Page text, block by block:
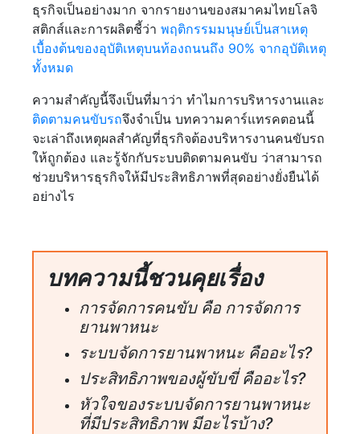
ธุรกิจเป็นอย่างมาก จากรายงานของสมาคมไทยโลจิ
สติกส์และการผลิตชี้ว่า พฤติกรรมมนุษย์เป็นสาเหตุ
เบื้องต้นของอุบัติเหตุบนท้องถนนถึง 90% จากอุบัติเหตุ
ทั้งหมด
ความสำคัญนี้จึงเป็นที่มาว่า ทำไมการบริหารงานและ
ติดตามคนขับรถจึงจำเป็น บทความคาร์แทรคตอนนี้
จะเล่าถึงเหตุผลสำคัญที่ธุรกิจต้องบริหารงานคนขับรถ
ให้ถูกต้อง และรู้จักกับระบบติดตามคนขับ ว่าสามารถ
ช่วยบริหารธุรกิจให้มีประสิทธิภาพที่สุดอย่างยั่งยืนได้
อย่างไร
บทความนี้ชวนคุยเรื่อง
การจัดการคนขับ คือ การจัดการ
ยานพาหนะ
ระบบจัดการยานพาหนะ คืออะไร?
ประสิทธิภาพของผู้ขับขี่ คืออะไร?
หัวใจของระบบจัดการยานพาหนะ
ที่มีประสิทธิภาพ มีอะไรบ้าง?